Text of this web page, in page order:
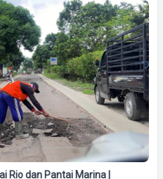
Rio dan Pantai Marina |